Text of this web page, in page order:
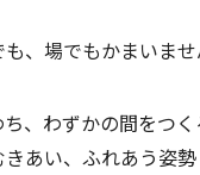
、場でもかまいま
、わずかの間をつ
あい、ふれあう姿